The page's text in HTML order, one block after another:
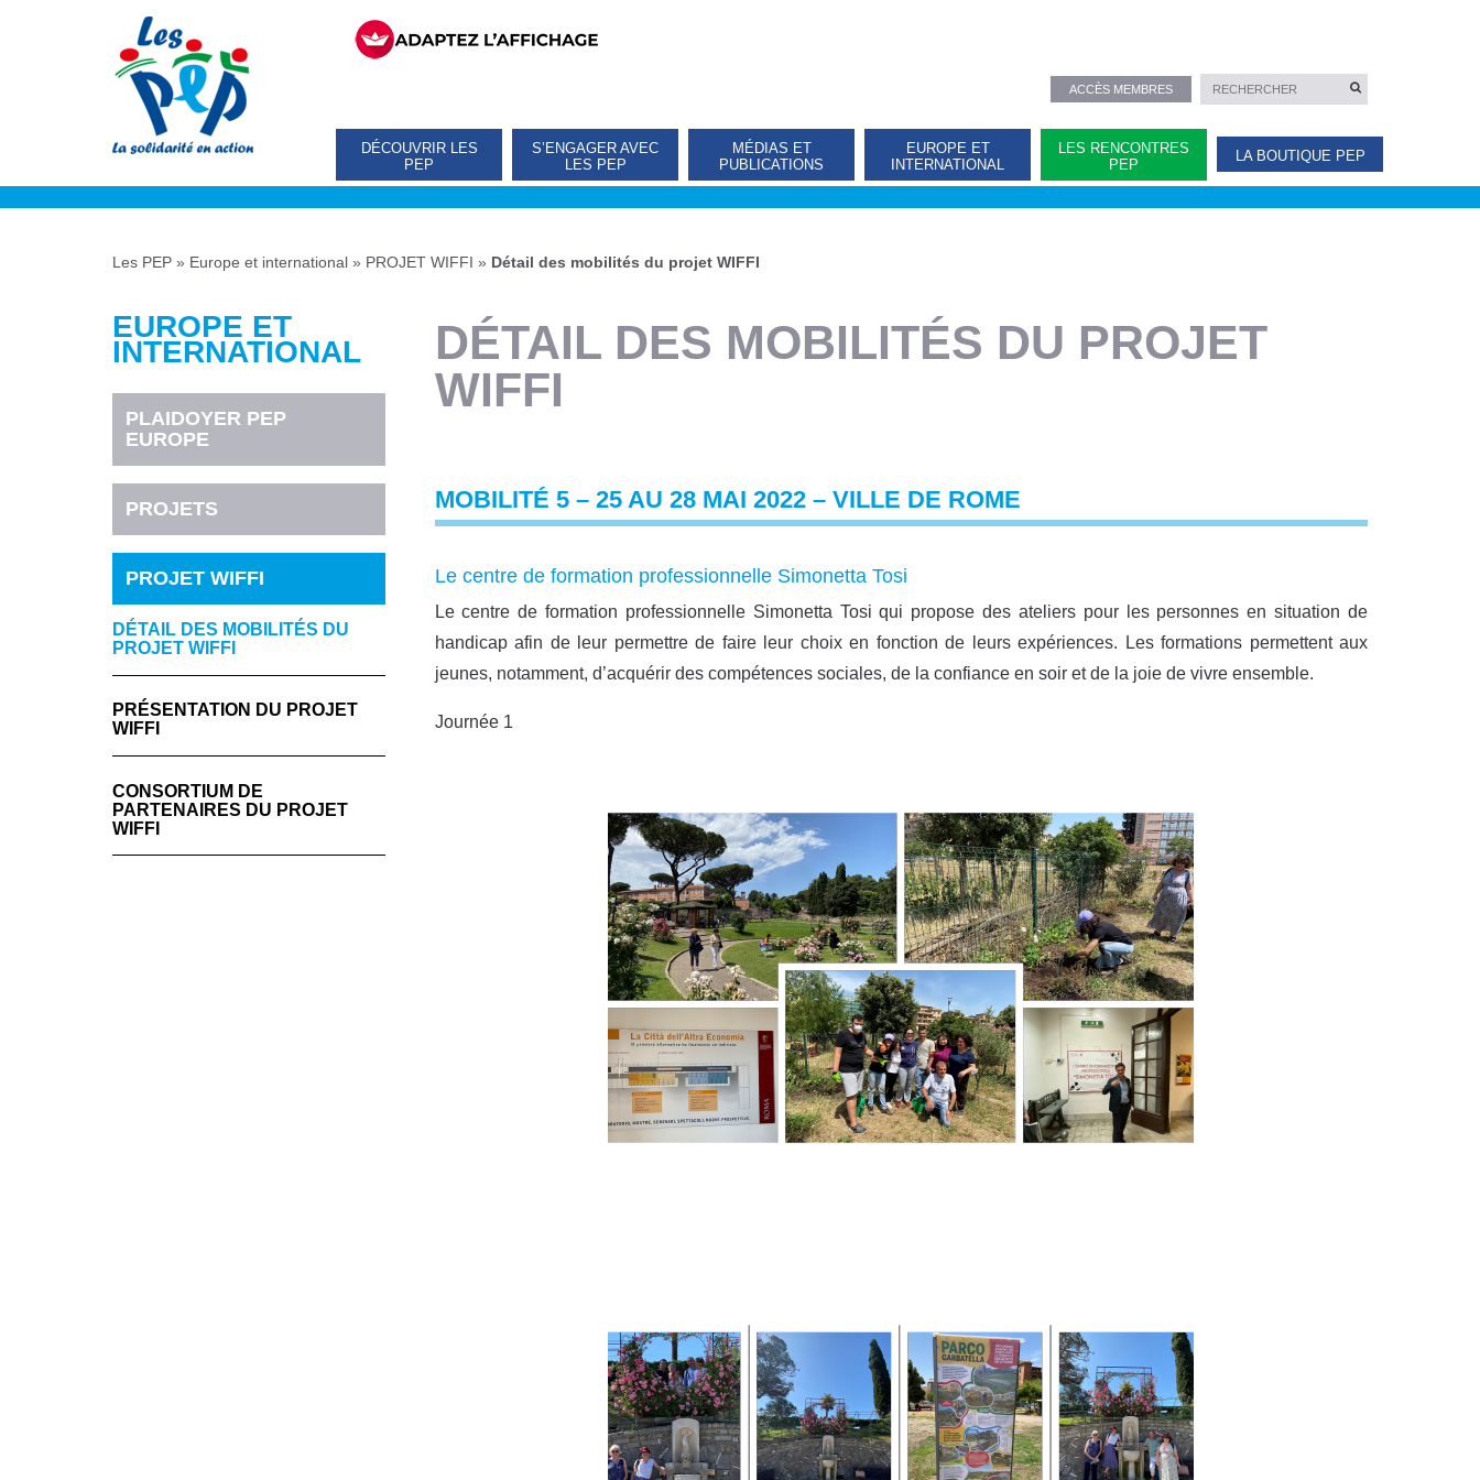
ACCÈS MEMBRES
DÉCOUVRIR LES
PEP
S’ENGAGER AVEC
LES PEP
MÉDIAS ET
PUBLICATIONS
EUROPE ET
INTERNATIONAL
LES RENCONTRES
PEP
LA BOUTIQUE PEP
Les PEP » Europe et international » PROJET WIFFI » Détail des mobilités du projet WIFFI
EUROPE ET
INTERNATIONAL
PLAIDOYER PEP
EUROPE
PROJETS
PROJET WIFFI
DÉTAIL DES MOBILITÉS DU
PROJET WIFFI
PRÉSENTATION DU PROJET
WIFFI
CONSORTIUM DE
PARTENAIRES DU PROJET
WIFFI
DÉTAIL DES MOBILITÉS DU PROJET
WIFFI
MOBILITÉ 5 – 25 AU 28 MAI 2022 – VILLE DE ROME
Le centre de formation professionnelle Simonetta Tosi
Le centre de formation professionnelle Simonetta Tosi qui propose des ateliers pour les personnes en situation de
handicap afin de leur permettre de faire leur choix en fonction de leurs expériences. Les formations permettent aux
jeunes, notamment, d’acquérir des compétences sociales, de la confiance en soir et de la joie de vivre ensemble.
Journée 1